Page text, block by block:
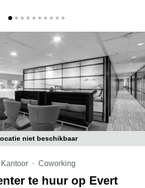
niet beschikbaar
Kantoor Coworking
te huur op Evert